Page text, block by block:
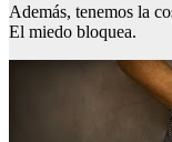
Además, tenemos la
El miedo bloquea.